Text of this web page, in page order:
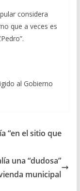
considera
que a veces es
al Gobierno
“en el sitio que
una “dudosa”
municipal